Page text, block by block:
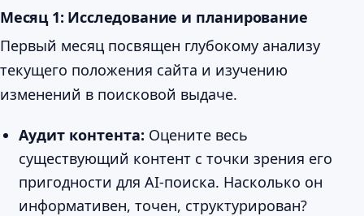
Месяц 1: Исследование и планирование
Первый месяц посвящен глубокому анализу
текущего положения сайта и изучению
изменений в поисковой выдаче.
Аудит контента: Оцените весь
существующий контент с точки зрения его
пригодности для AI-поиска. Насколько он
информативен, точен, структурирован?